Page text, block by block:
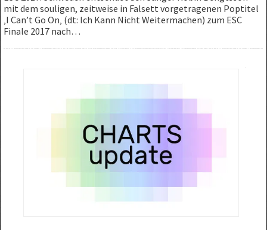
mit dem souligen, zeitweise in Falsett vorgetragenen Poptitel
‚I Can’t Go On‚ (dt: Ich Kann Nicht Weitermachen) zum ESC
Finale 2017 nach…